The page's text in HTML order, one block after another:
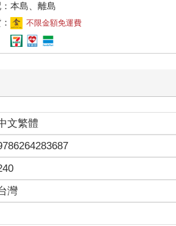
誕生的孩子，日後會起兵反金，率軍南
卻是為數不少，也算得上是官宦世家了
。
。
。
。
。
，伊川知辭華」，說的是周朝太史辛甲
大臣辛毗高風亮節，不向權貴折腰。羅
本島、離島
不限金額免運費
文繁體
灣